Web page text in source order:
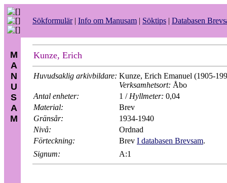
Sökformulär| Info om Manusam | Söktips | Databasen
M
A
N
U
S
A
M
Kunze, Erich
Huvudsaklig arkivbildare: Kunze, Erich Emanuel (1905-
Verksamhetsort: Åbo
Antal enheter:
1 / Hyllmeter: 0,04
Material:
Brev
Gränsår:
1934-1940
Nivå:
Ordnad
Förteckning:
Brev I databasen Brevsam.
Signum:
A:1